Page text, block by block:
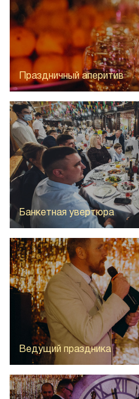
Праздничный аперитив
Тёплый приём с
начало вечера создающее
главным
Банкетная увертюра
Банкет с любимыми
кусочек — как нота в
Ведущий праздника
Профессиональный
настоящее
интерактивами